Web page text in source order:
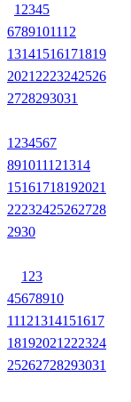
1 2345
6789101112
13141516171819
2021 2223242526
2728293031
1 234567
891011121314
15161718192021
22232425262728
2930
1 23
45678910
11121314151617
18192021 222324
25262728293031